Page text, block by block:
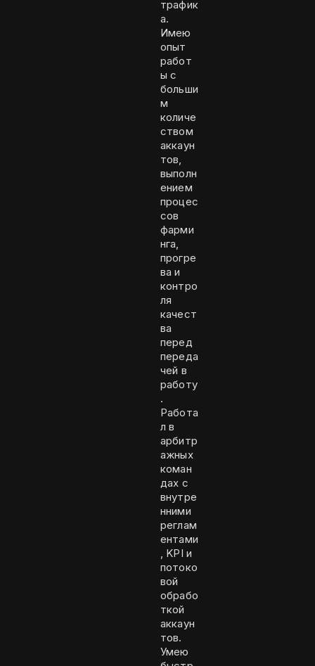
трафик
а.
Имею
опыт
работ
ы с
больши
м
количе
ством
аккаун
тов,
выполн
ением
процес
сов
фарми
нга,
прогре
ва и
контро
ля
качест
ва
перед
переда
чей в
работу
.
Работа
л в
арбитр
ажных
коман
дах с
внутре
нними
реглам
ентами
, KPI и
потоко
вой
обрабо
ткой
аккаун
тов.
Умею